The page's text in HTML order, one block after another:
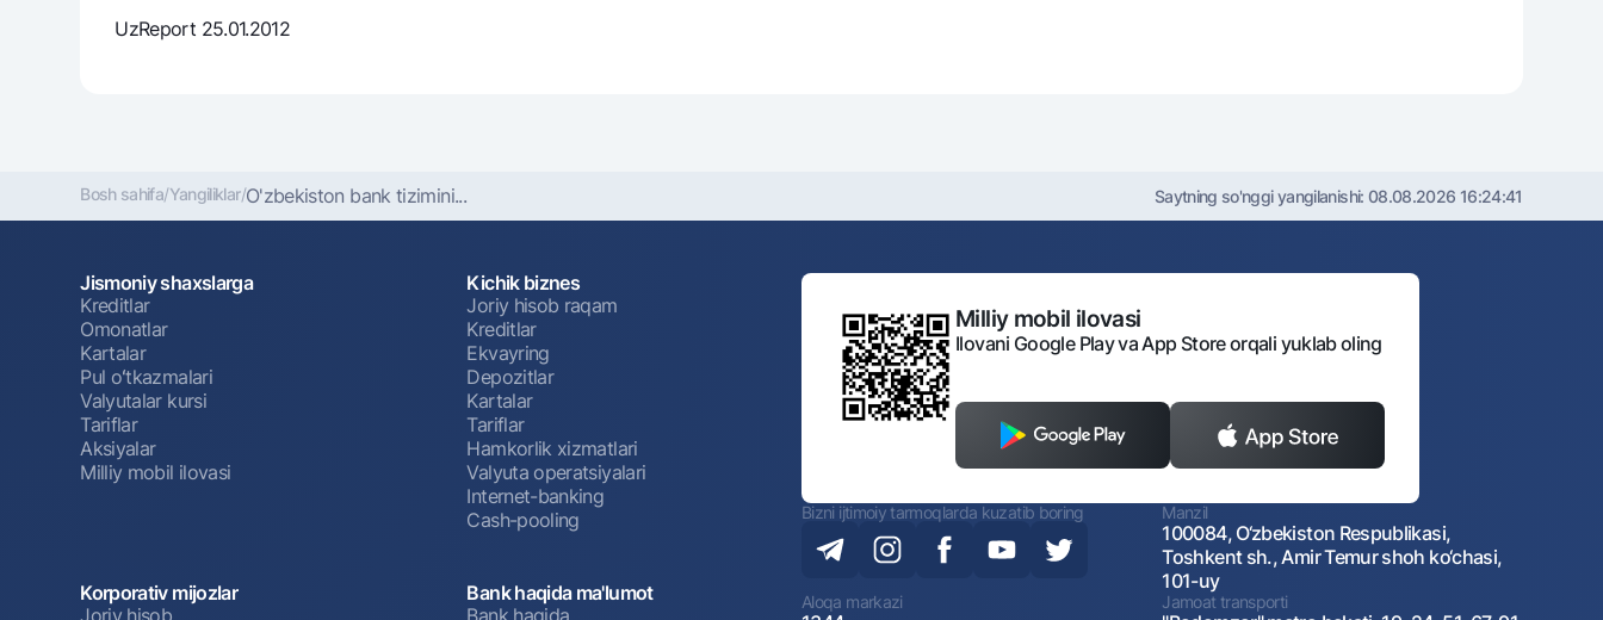
UzReport 25.01.2012
Bosh sahifa/Yangiliklar/O'zbekiston bank tizimini... Saytning so'nggi yangilanishi: 08.08.2026 16:24:41
Jismoniy shaxslarga
Kreditlar
Omonatlar
Kartalar
Pul oʻtkazmalari
Valyutalar kursi
Tariflar
Aksiyalar
Milliy mobil ilovasi
Kichik biznes
Joriy hisob raqam
Kreditlar
Ekvayring
Depozitlar
Kartalar
Tariflar
Hamkorlik xizmatlari
Valyuta operatsiyalari
Internet-banking
Cash-pooling
Korporativ mijozlar
Bank haqida ma'lumot
Milliy mobil ilovasi
Ilovani Google Play va App Store orqali yuklab oling
Bizni ijtimoiy tarmoqlarda kuzatib boring Manzil
100084, O‘zbekiston Respublikasi,
Toshkent sh., Amir Temur shoh ko‘chasi,
101-uy
Aloqa markazi Jamoat transporti